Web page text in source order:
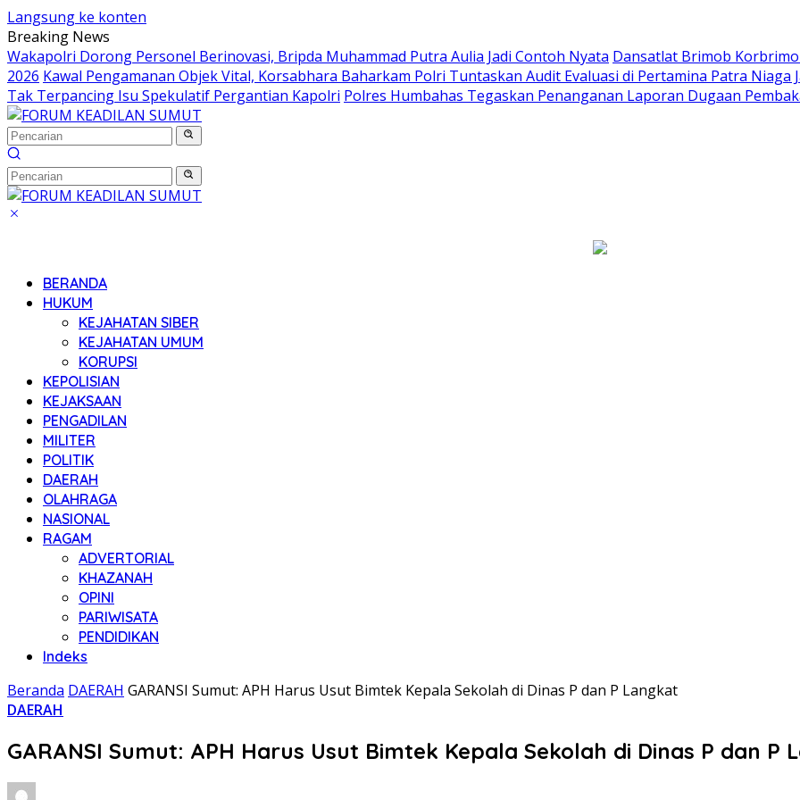
Langsung ke konten
Breaking News
Wakapolri Dorong Personel Berinovasi, Bripda Muhammad Putra Aulia Jadi Contoh Nyata Dansatlat Brimob
2026 Kawal Pengamanan Objek Vital, Korsabhara Baharkam Polri Tuntaskan Audit Evaluasi di Pertamina Patra Niaga
Tak Terpancing Isu Spekulatif Pergantian Kapolri Polres Humbahas Tegaskan Penanganan Laporan Dugaan
BERANDA
HUKUM
KEJAHATAN SIBER
KEJAHATAN UMUM
KORUPSI
KEPOLISIAN
KEJAKSAAN
PENGADILAN
MILITER
POLITIK
DAERAH
OLAHRAGA
NASIONAL
RAGAM
ADVERTORIAL
KHAZANAH
OPINI
PARIWISATA
PENDIDIKAN
Indeks
Beranda DAERAH GARANSI Sumut: APH Harus Usut Bimtek Kepala Sekolah di Dinas P dan P Langkat
DAERAH
GARANSI Sumut: APH Harus Usut Bimtek Kepala Sekolah di Dinas P dan P